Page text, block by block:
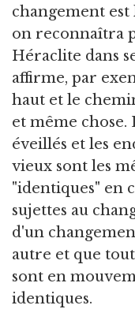
changement est
on reconnaîtra
Héraclite dans
affirme, par
haut et le
et même chose.
éveillés et les
vieux sont les
"identiques" en
sujettes au
d'un
autre et que
sont en
identiques.